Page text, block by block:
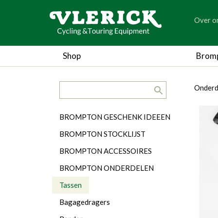
Over
Shop
Categorieën
BROMPTON GESCHENK IDEEEN
BROMPTON STOCKLIJST
BROMPTON ACCESSOIRES
BROMPTON ONDERDELEN
Tassen
Bagagedragers